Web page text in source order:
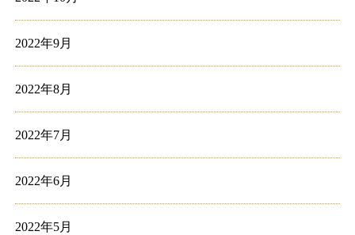
2022年9月
2022年8月
2022年7月
2022年6月
2022年5月